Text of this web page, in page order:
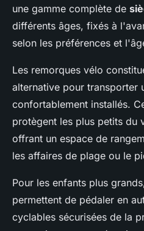
une gamme complète de
différents âges, fixés à
selon les préférences et
Les remorques vélo
alternative pour transporter
confortablement installés.
protègent les plus petits du
offrant un espace de
les affaires de plage ou le
Pour les enfants plus
permettent de pédaler en
cyclables sécurisées de la